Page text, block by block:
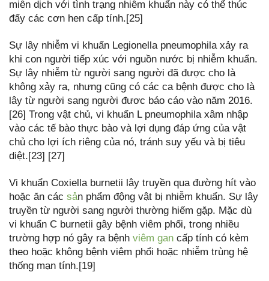
miễn dịch với tình trạng nhiễm khuẩn này có thể thúc
đẩy các cơn hen cấp tính.[25]
Sự lây nhiễm vi khuẩn Legionella pneumophila xảy ra
khi con người tiếp xúc với nguồn nước bị nhiễm khuẩn.
Sự lây nhiễm từ người sang người đã được cho là
không xảy ra, nhưng cũng có các ca bệnh được cho là
lây từ người sang người đươc báo cáo vào năm 2016.
[26] Trong vật chủ, vi khuẩn L pneumophila xâm nhập
vào các tế bào thực bào và lợi dụng đáp ứng của vật
chủ cho lợi ích riêng của nó, tránh suy yếu và bị tiêu
diệt.[23] [27]
Vi khuẩn Coxiella burnetii lây truyền qua đường hít vào
hoặc ăn các sản phẩm động vật bị nhiễm khuẩn. Sự lây
truyền từ người sang người thường hiếm gặp. Mặc dù
vi khuẩn C burnetii gây bệnh viêm phổi, trong nhiều
trường hợp nó gây ra bệnh viêm gan cấp tính có kèm
theo hoặc không bệnh viêm phổi hoặc nhiễm trùng hệ
thống mạn tính.[19]